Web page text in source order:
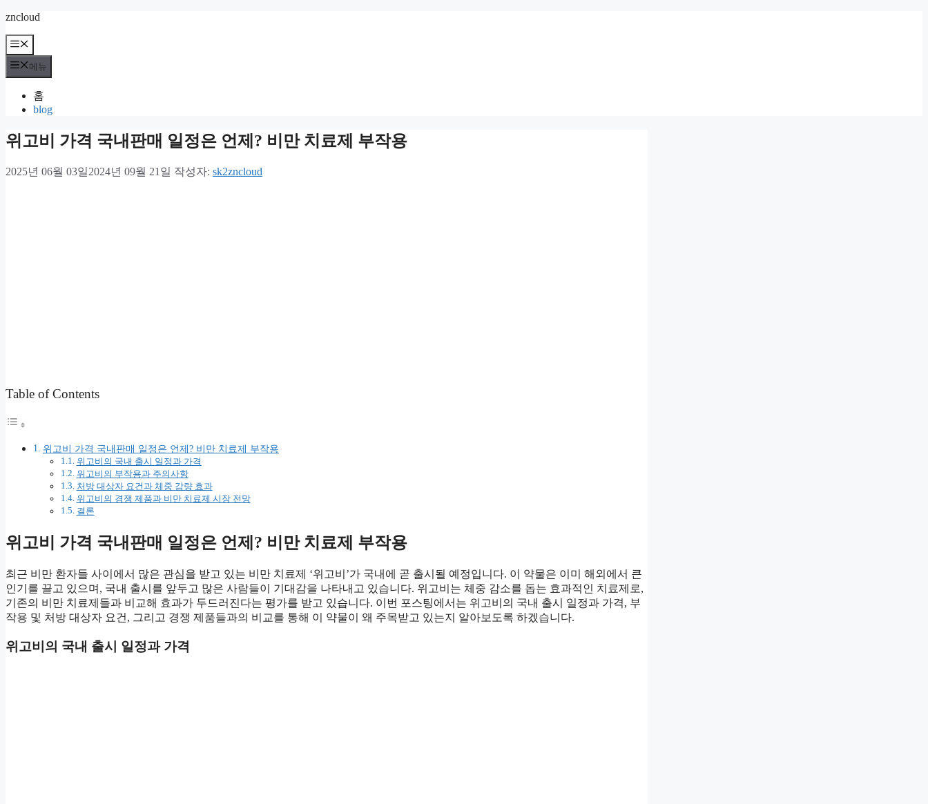
컨
츠
로
건
zncloud
메
뉴
메뉴
홈
blog
위고비 가격 국내판매 일정은 언제? 비만 치료제 부작용
2025년 06월 03일2024년 09월 21일 작성자: sk2zncloud
Table of Contents
위고비 가격 국내판매 일정은 언제? 비만 치료제 부작용
위고비의 국내 출시 일정과 가격
위고비의 부작용과 주의사항
처방 대상자 요건과 체중 감량 효과
위고비의 경쟁 제품과 비만 치료제 시장 전망
결론
위고비 가격 국내판매 일정은 언제? 비만 치료제 부작용
최근 비만 환자들 사이에서 많은 관심을 받고 있는 비만 치료제 ‘위고비’가 국내에 곧 출시될 예정입니다. 이 약물은 이미 해외에서 큰
인기를 끌고 있으며, 국내 출시를 앞두고 많은 사람들이 기대감을 나타내고 있습니다. 위고비는 체중 감소를 돕는 효과적인 치료제로,
기존의 비만 치료제들과 비교해 효과가 두드러진다는 평가를 받고 있습니다. 이번 포스팅에서는 위고비의 국내 출시 일정과 가격, 부
작용 및 처방 대상자 요건, 그리고 경쟁 제품들과의 비교를 통해 이 약물이 왜 주목받고 있는지 알아보도록 하겠습니다.
위고비의 국내 출시 일정과 가격